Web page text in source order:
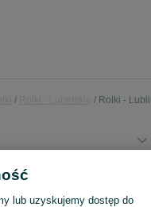
Rolki -
45lub uzyskujemy dostęp do